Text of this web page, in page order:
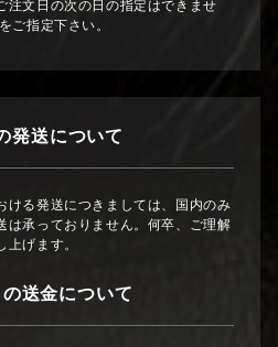
文日の次の日の指定はできませ
ご指定下さい。
発送について
ける発送につきましては、国内のみ
は承っておりません。何卒、ご理解
げます。
送金について